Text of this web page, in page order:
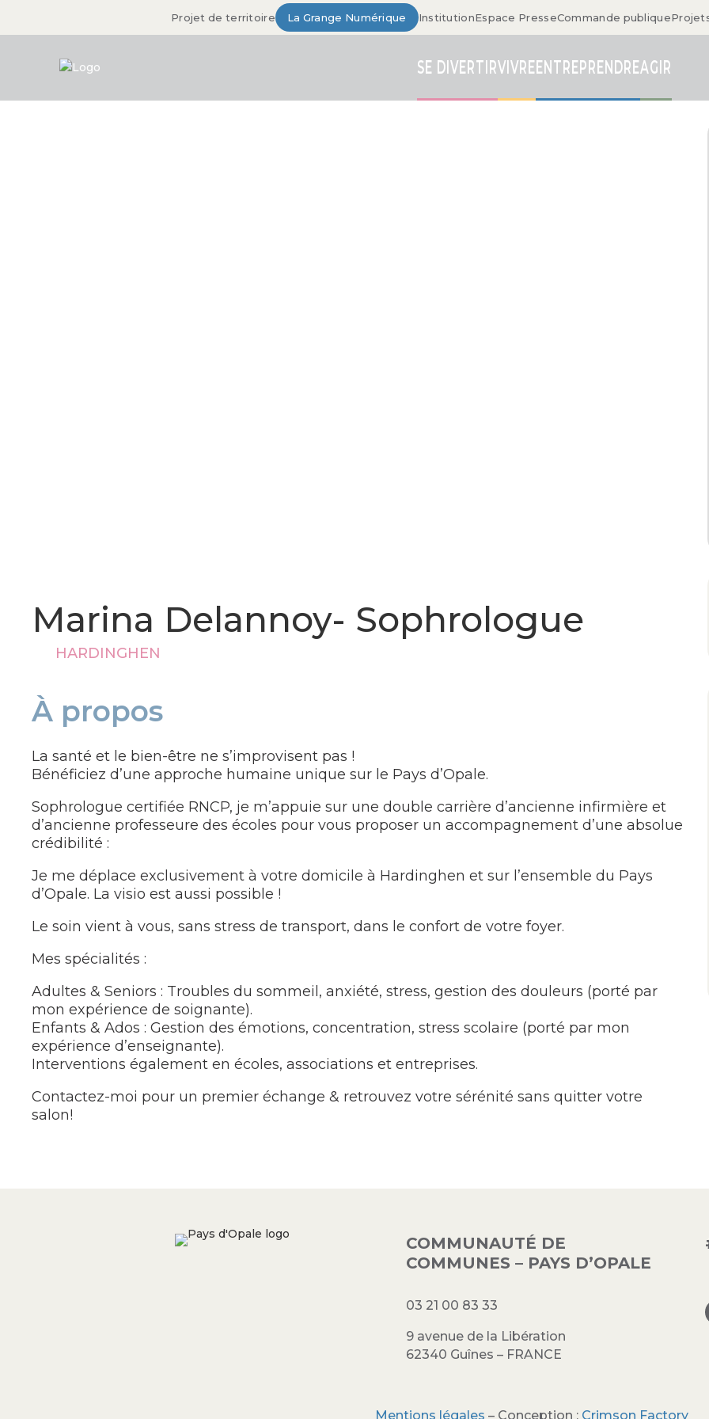
Projet de territoire La Grange Numérique InstitutionEspace PresseCommande publique
SE DIVERTIRVIVREENTREPRENDREAGIR
Marina Delannoy- Sophrologue
HARDINGHEN
À propos
La santé et le bien-être ne s’improvisent pas !
Bénéficiez d’une approche humaine unique sur le Pays d’Opale.
Sophrologue certifiée RNCP, je m’appuie sur une double carrière d’ancienne infirmière et
d’ancienne professeure des écoles pour vous proposer un accompagnement d’une absolue
crédibilité :
Je me déplace exclusivement à votre domicile à Hardinghen et sur l’ensemble du Pays
d’Opale. La visio est aussi possible !
Le soin vient à vous, sans stress de transport, dans le confort de votre foyer.
Mes spécialités :
Adultes & Seniors : Troubles du sommeil, anxiété, stress, gestion des douleurs (porté par
mon expérience de soignante).
Enfants & Ados : Gestion des émotions, concentration, stress scolaire (porté par mon
expérience d’enseignante).
Interventions également en écoles, associations et entreprises.
Contactez-moi pour un premier échange & retrouvez votre sérénité sans quitter votre
salon!
COMMUNAUTÉ DE
COMMUNES – PAYS D’OPALE
03 21 00 83 33
9 avenue de la Libération
62340 Guînes – FRANCE
Mentions légales – Conception : Crimson Factory